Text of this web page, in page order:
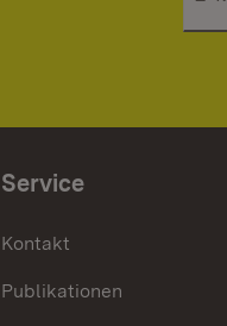
Service
Kontakt
Publikationen